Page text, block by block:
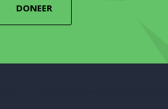
DONEER